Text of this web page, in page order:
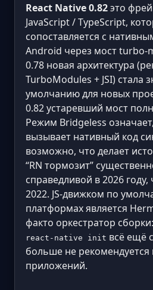
React Native 0.82это
JavaScript / TypeScript,
сопоставляется с
Android через мост turbo-
0.78 новая архитектура
TurboModules + JSI) стала
умолчанию для новых
0.82 устаревший мост
Режим Bridgeless
вызывает нативный код
возможно, что делает
“RN тормозит”
справедливой в 2026
2022. JS-движком по
платформах является
факто оркестратор
react-native init всё ещё
больше не рекомендуется
приложений.